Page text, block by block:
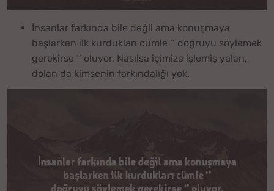
İnsanlar farkında bile değil ama konuşmaya
başlarken ilk kurdukları cümle ‘’ doğruyu söylemek
gerekirse ‘’ oluyor. Nasılsa içimize işlemiş yalan,
dolan da kimsenin farkındalığı yok.